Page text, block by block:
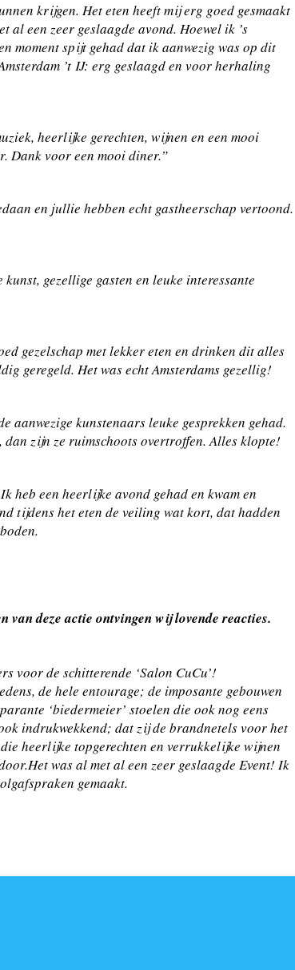
krijgen. Het eten heeft mij erg goed gesmaakt
al een zeer geslaagde avond. Hoewel ik ’s
moment spijt gehad dat ik aanwezig was op dit
’t IJ: erg geslaagd en voor herhaling
heerlijke gerechten, wijnen en een mooi
Dank voor een mooi diner.”
en jullie hebben echt gastheerschap vertoond.
gezellige gasten en leuke interessante
gezelschap met lekker eten en drinken dit alles
geregeld. Het was echt Amsterdams gezellig!
aanwezige kunstenaars leuke gesprekken gehad.
zijn ze ruimschoots overtroffen. Alles klopte!
heb een heerlijke avond gehad en kwam en
tijdens het eten de veiling wat kort, dat hadden
van deze actie ontvingen wij lovende reacties.
voor de schitterende ‘Salon CuCu’!
de hele entourage; de imposante gebouwen
‘biedermeier’ stoelen die ook nog eens
indrukwekkend; dat zij de brandnetels voor het
heerlijke topgerechten en verrukkelijke wijnen
was al met al een zeer geslaagde Event! Ik
gemaakt.